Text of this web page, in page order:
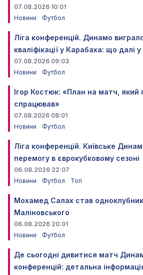
07.08.2026 10:01
Новини
Футбол
Ліга конференцій. Динамо
кваліфікації у Карабаха: що далі
07.08.2026 09:03
Новини
Футбол
Ігор Костюк: «План на матч, який
спрацював»
07.08.2026 08:01
Новини
Футбол
Ліга конференцій. Київське
перемогу в єврокубковому сезоні
06.08.2026 22:07
Новини
Футбол Топ
Мохамед Салах став
Маліновського
06.08.2026 20:01
Новини
Футбол
Де сьогодні дивитися матч
конференцій: детальна